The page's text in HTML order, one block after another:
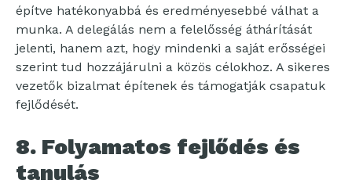
építve hatékonyabbá és eredményesebbé válhat a
munka. A delegálás nem a felelősség áthárítását
jelenti, hanem azt, hogy mindenki a saját erősségei
szerint tud hozzájárulni a közös célokhoz. A sikeres
vezetők bizalmat építenek és támogatják csapatuk
fejlődését.
8. Folyamatos fejlődés és
tanulás